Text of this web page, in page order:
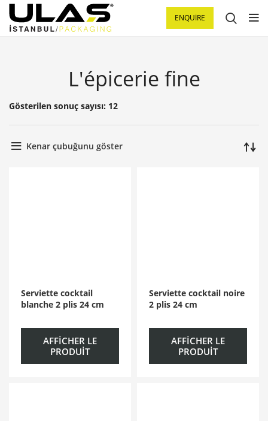
ENQUIRE
L'épicerie fine
Gösterilen sonuç sayısı: 12
Kenar çubuğunu göster
Serviette cocktail
blanche 2 plis 24 cm
AFFICHER LE
PRODUIT
Serviette cocktail noire
2 plis 24 cm
AFFICHER LE
PRODUIT